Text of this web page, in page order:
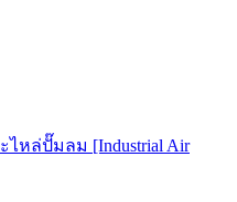
หล่ปั๊มลม [Industrial Air